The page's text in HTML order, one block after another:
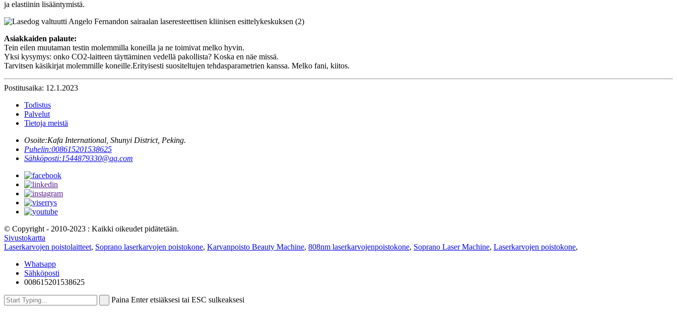
ja elastiinin lisääntymistä.
Asiakkaiden palaute:
Tein eilen muutaman testin molemmilla koneilla ja ne toimivat melko hyvin.
Yksi kysymys: onko CO2-laitteen täyttäminen vedellä pakollista? Koska en näe missä.
Tarvitsen käsikirjat molemmille koneille.Erityisesti suositeltujen tehdasparametrien kanssa. Melko fani, kiitos.
Postitusaika: 12.1.2023
Todistus
Palvelut
Tietoja meistä
Osoite:Kafa International, Shunyi District, Peking.
Puhelin:008615201538625
Sähköposti:1544879330@qq.com
© Copyright - 2010-2023 : Kaikki oikeudet pidätetään.
Sivustokartta
Laserkarvojen poistolaitteet, Soprano laserkarvojen poistokone, Karvanpoisto Beauty Machine, 808nm laserkarvojenpoistokone, Soprano Laser Machine, Laserkarvojen poistokone,
Whatsapp
Sähköposti
008615201538625
Paina Enter etsiäksesi tai ESC sulkeaksesi